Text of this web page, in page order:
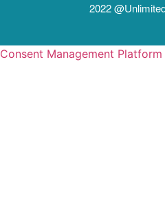
2022
Consent Management